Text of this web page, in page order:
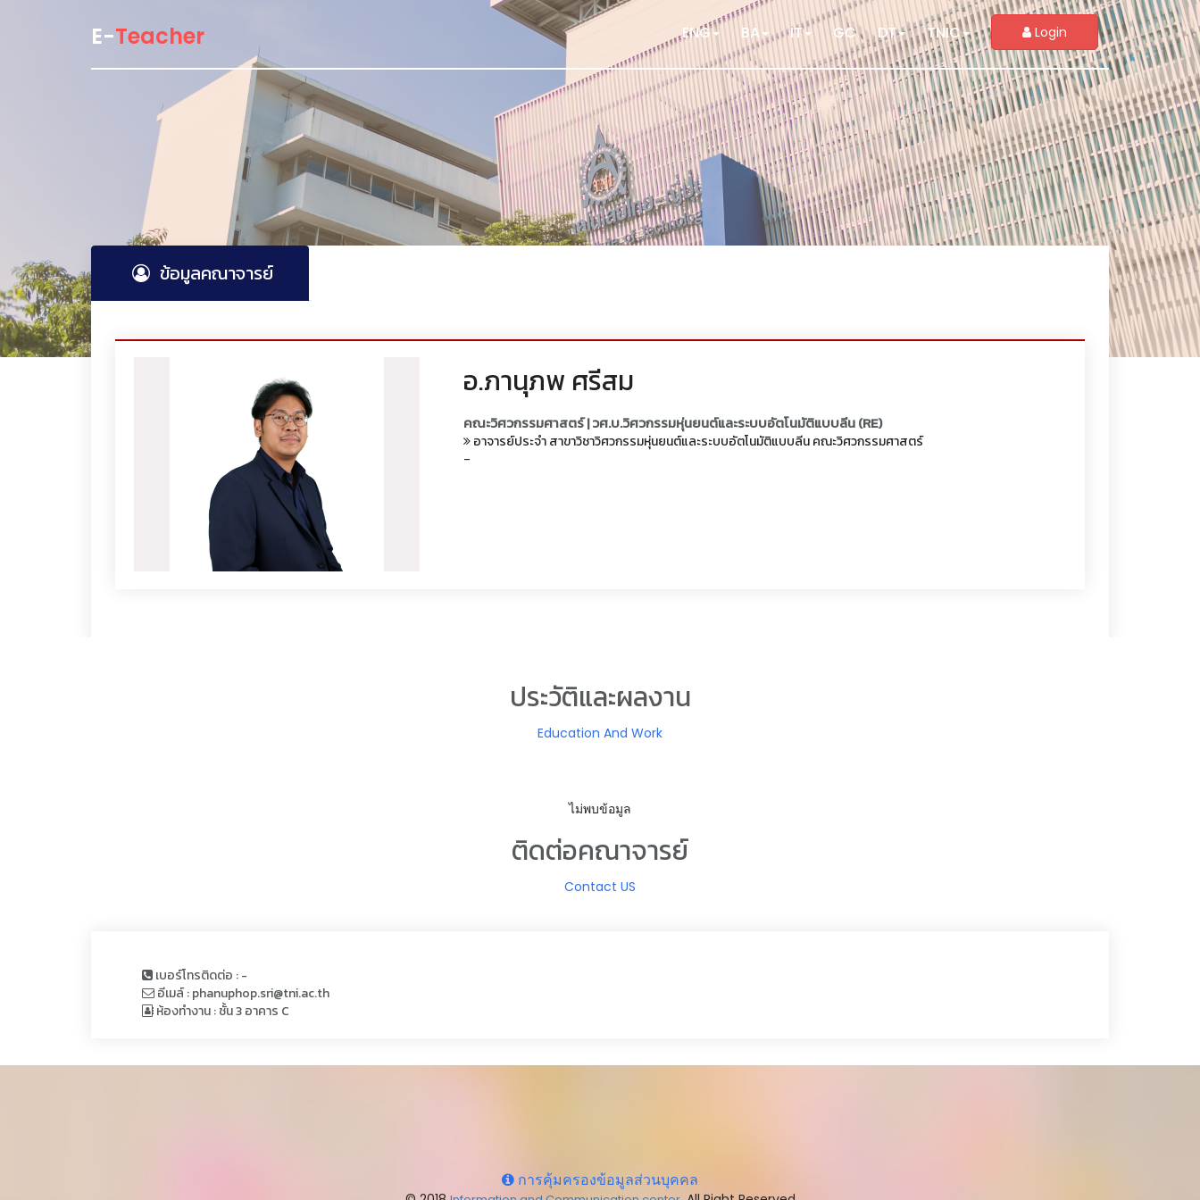
E-Teacher ENG BA IT GC DT TNIC Login
ข้อมูลคณาจารย์
อ.ภานุภพ ศรีสม
คณะวิศวกรรมศาสตร์ | วศ.บ.วิศวกรรมหุ่นยนต์และระบบอัตโนมัติแบบลีน (RE)
อาจารย์ประจำ สาขาวิชาวิศวกรรมหุ่นยนต์และระบบอัตโนมัติแบบลีน คณะวิศวกรรมศาสตร์
-
ประวัติและผลงาน
Education And Work
ไม่พบข้อมูล
ติดต่อคณาจารย์
Contact US
เบอร์โทรติดต่อ : -
อีเมล์ : phanuphop.sri@tni.ac.th
ห้องทำงาน : ชั้น 3 อาคาร C
การคุ้มครองข้อมูลส่วนบุคคล